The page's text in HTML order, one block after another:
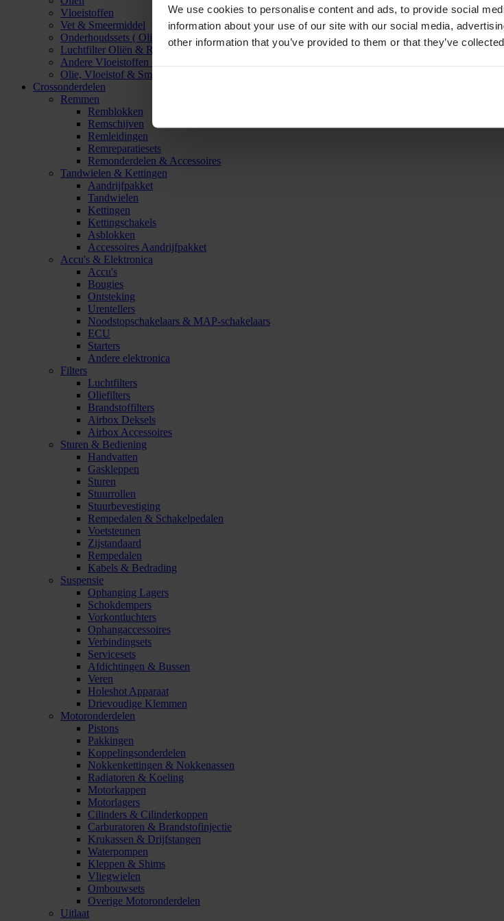
We use cookies to personalise content and ads, to provide social
information about your use of our site with our social media,
other information that you’ve provided to them or that they’ve
Vloeistoffen
Vet & Smeermiddel
Onderhoudssets ( Olie & Filter)
Luchtfilter Oliën & Reinigers
Andere Vloeistoffen & Smeermiddelen
Olie, Vloeistof & Smeermiddel Accessoires
Crossonderdelen
Remmen
Remblokken
Remschijven
Remleidingen
Remreparatiesets
Remonderdelen & Accessoires
Tandwielen & Kettingen
Aandrijfpakket
Tandwielen
Kettingen
Kettingschakels
Asblokken
Accessoires Aandrijfpakket
Accu's & Elektronica
Accu's
Bougies
Ontsteking
Urentellers
Noodstopschakelaars & MAP-schakelaars
ECU
Starters
Andere elektronica
Filters
Luchtfilters
Oliefilters
Brandstoffilters
Airbox Deksels
Airbox Accessoires
Sturen & Bediening
Handvatten
Gaskleppen
Sturen
Stuurrollen
Stuurbevestiging
Rempedalen & Schakelpedalen
Voetsteunen
Zijstandaard
Rempedalen
Kabels & Bedrading
Suspensie
Ophanging Lagers
Schokdempers
Vorkontluchters
Ophangaccessoires
Verbindingsets
Servicesets
Afdichtingen & Bussen
Veren
Holeshot Apparaat
Drievoudige Klemmen
Motoronderdelen
Pistons
Pakkingen
Koppelingsonderdelen
Nokkenkettingen & Nokkenassen
Radiatoren & Koeling
Motorkappen
Motorlagers
Cilinders & Cilinderkoppen
Carburatoren & Brandstofinjectie
Krukassen & Drijfstangen
Waterpompen
Kleppen & Shims
Vliegwielen
Ombouwsets
Overige Motoronderdelen
Uitlaat